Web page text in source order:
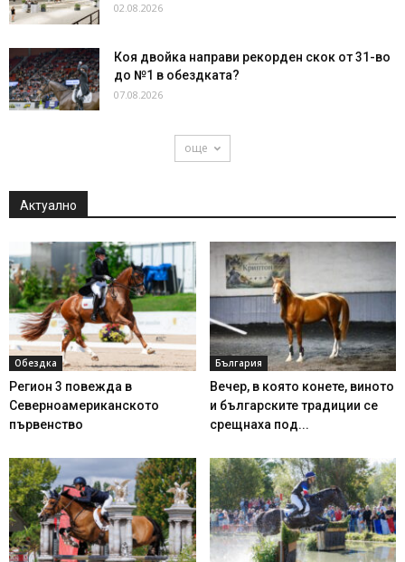
02.08.2026
Коя двойка направи рекорден скок от 31-во
до №1 в обездката?
07.08.2026
още
Актуално
Обездка
Регион 3 повежда в
Северноамериканското
първенство
България
Вечер, в която конете, виното
и българските традиции се
срещнаха под...